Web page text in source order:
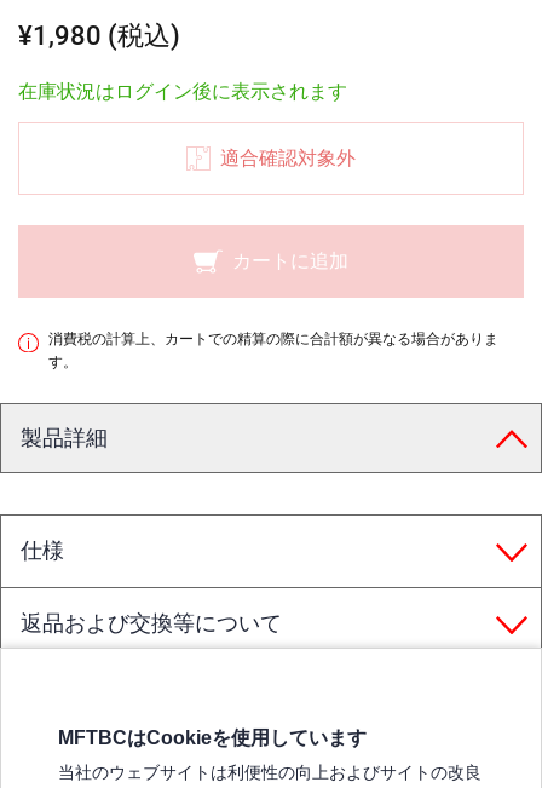
¥1,980 (税込)
在庫状況はログイン後に表示されます
適合確認対象外
カートに追加
消費税の計算上、カートでの精算の際に合計額が異なる場合がありま
す。
製品詳細
仕様
返品および交換等について
MFTBCはCookieを使用しています
当社のウェブサイトは利便性の向上およびサイトの改良